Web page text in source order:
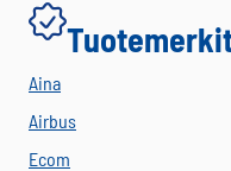
Aina
Airbus
Ecom